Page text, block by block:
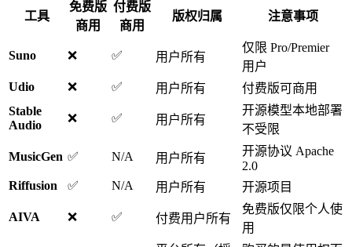
工具
免费版
商用
付费版
商用
版权归属 注意事项
Suno ❌ ✅ 用户所有
仅限 Pro/Premier
用户
Udio
❌ ✅ 用户所有
付费版可商用
Stable
Audio
❌ ✅ 用户所有
开源模型本地部署
不受限
MusicGen ✅ N/A 用户所有
开源协议 Apache
2.0
Riffusion
✅ N/A 用户所有 开源项目
AIVA ❌ ✅ 付费用户所有
免费版仅限个人使
用